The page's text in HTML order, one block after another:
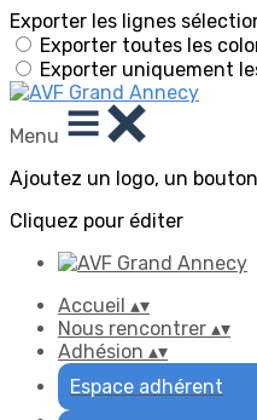
Exporter les lignes
Exporter toutes les
Exporter uniquement
Menu
Ajoutez un logo, un
Cliquez pour éditer
Accueil ▴▾
Nous rencontrer ▴▾
Adhésion ▴▾
Espace adhérent